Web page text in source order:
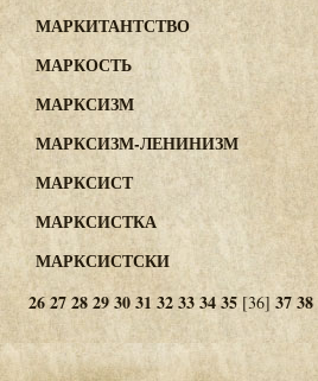
МАРКИТАНТСТВО
МАРКОСТЬ
МАРКСИЗМ
МАРКСИЗМ-ЛЕНИНИЗМ
МАРКСИСТ
МАРКСИСТКА
МАРКСИСТСКИ
262728293031 32333435[36] 3738